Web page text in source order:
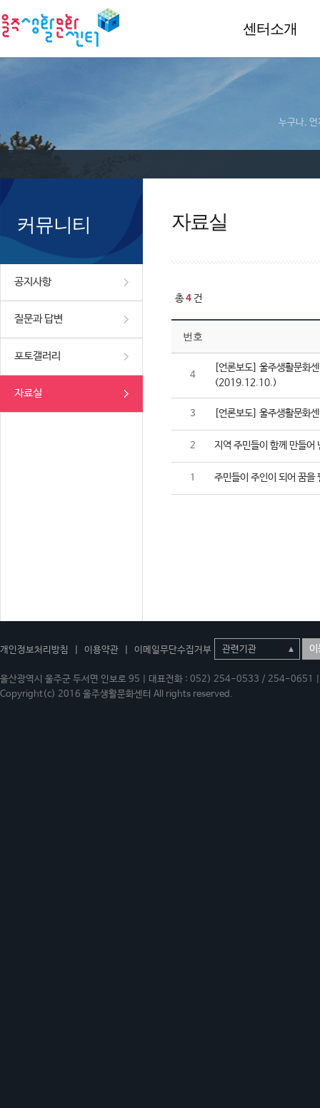
센터소개
누구나, 언
커뮤니티
공지사항
질문과 답변
포토갤러리
자료실
자료실
총4 건
번호
4
[언론보도] 울주생활문화
(2019.12.10.)
3 [언론보도] 울주생활문화
2 지역 주민들이 함께 만들
1 주민들이 주인이 되어 꿈
개인정보처리방침 이용약관 이메일무단수집거부 이
울산광역시 울주군 두서면 인보로 95 | 대표전화 : 052) 254-0533 / 254-
Copyright(c) 2016 울주생활문화센터 All rights reserved.